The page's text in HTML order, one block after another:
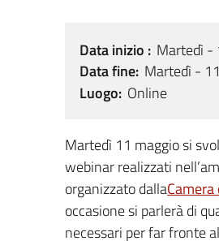
Data inizio
Martedì -
Data fine Martedì -
Luogo Online
Martedì 11 maggio si
webinar realizzati
organizzato dalla
occasione si parlerà di
necessari per far fronte